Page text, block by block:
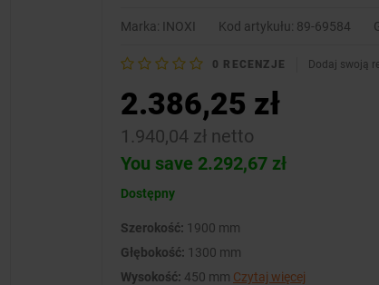
Marka: INOXI Kod artykułu: 89-69584
0 RECENZJE Dodaj swoją
2.386,25 zł
1.940,04 zł netto
You save 2.292,67 zł
Dostępny
Szerokość: 1900 mm
Głębokość: 1300 mm
Wysokość: 450 mm Czytaj więcej